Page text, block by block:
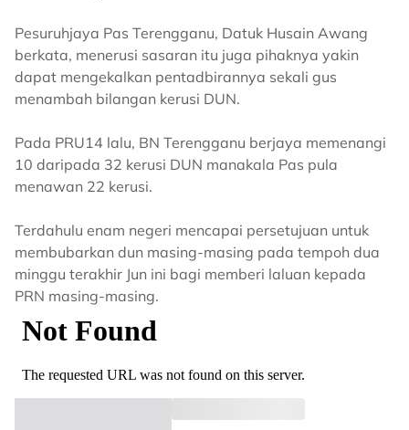
Pesuruhjaya Pas Terengganu, Datuk Husain Awang
berkata, menerusi sasaran itu juga pihaknya yakin
dapat mengekalkan pentadbirannya sekali gus
menambah bilangan kerusi DUN.
Pada PRU14 lalu, BN Terengganu berjaya memenangi
10 daripada 32 kerusi DUN manakala Pas pula
menawan 22 kerusi.
Terdahulu enam negeri mencapai persetujuan untuk
membubarkan dun masing-masing pada tempoh dua
minggu terakhir Jun ini bagi memberi laluan kepada
PRN masing-masing.